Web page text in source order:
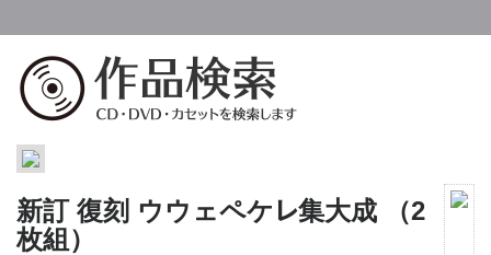
新訂 復刻 ウウェペケレ集大成 （2
枚組）